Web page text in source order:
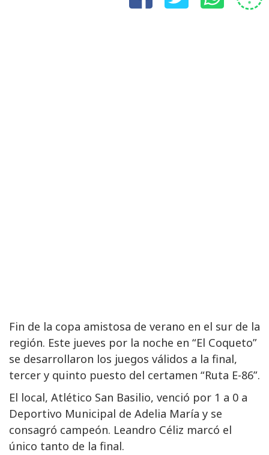
Fin de la copa amistosa de verano en el sur de la
región. Este jueves por la noche en “El Coqueto”
se desarrollaron los juegos válidos a la final,
tercer y quinto puesto del certamen “Ruta E-86”.
El local, Atlético San Basilio, venció por 1 a 0 a
Deportivo Municipal de Adelia María y se
consagró campeón. Leandro Céliz marcó el
único tanto de la final.